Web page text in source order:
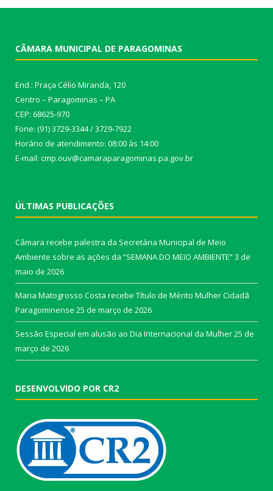
CÂMARA MUNICIPAL DE PARAGOMINAS
End.: Praça Célio Miranda, 120
Centro – Paragominas – PA
CEP: 68625-970
Fone: (91) 3729-3344 / 3729-7922
Horário de atendimento: 08:00 às 14:00
E-mail: cmp.ouv@camaraparagominas.pa.gov.br
ÚLTIMAS PUBLICAÇÕES
Câmara recebe palestra da Secretária Municipal de Meio
Ambiente sobre as ações da “SEMANA DO MEIO AMBIENTE”3 de
maio de 2026
Maria Matogrosso Costa recebe Título de Mérito Mulher Cidadã
Paragominense 25 de março de 2026
Sessão Especial em alusão ao Dia Internacional da Mulher25 de
março de 2026
DESENVOLVIDO POR CR2